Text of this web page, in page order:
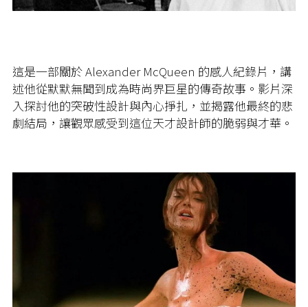
這是一部關於 Alexander McQueen 的感人紀錄片，講
述他從默默無聞到成為時尚界巨星的傳奇故事。影片深
入探討他的突破性設計與內心掙扎，並揭露他最終的悲
劇結局，讓觀眾感受到這位天才設計師的脆弱與才華。